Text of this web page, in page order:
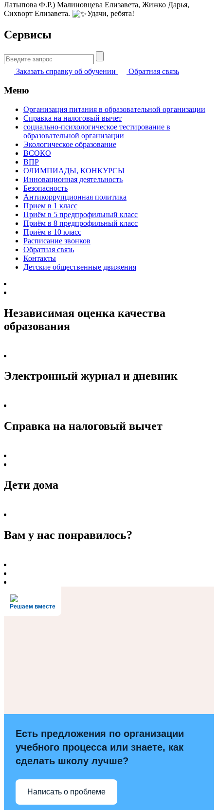
Латыпова Ф.Р.) Малиновцева Елизавета, Жижко Дарья,
Сихворт Елизавета.
Удачи, ребята!
Сервисы
Найти:
Заказать справку об обучении
Обратная связь
Меню
Организация питания в образовательной организации
Справка на налоговый вычет
социально-психологическое тестирование в
образовательной организации
Экологическое образование
ВСОКО
ВПР
ОЛИМПИАДЫ, КОНКУРСЫ
Инновационная деятельность
Безопасность
Антикоррупционная политика
Прием в 1 класс
Приём в 5 предпрофильный класс
Приём в 8 предпрофильный класс
Приём в 10 класс
Расписание звонков
Обратная связь
Контакты
Детские общественные движения
Независимая оценка качества
образования
Электронный журнал и дневник
Справка на налоговый вычет
Дети дома
Вам у нас понравилось?
Решаем вместе
Есть предложения по организации
учебного процесса или знаете, как
сделать школу лучше?
Написать о проблеме